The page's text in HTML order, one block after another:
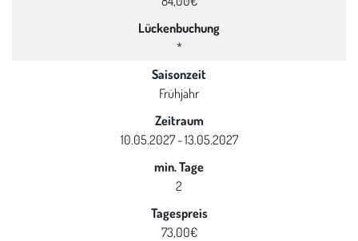
Lückenbuchung
*
Saisonzeit
Frühjahr
Zeitraum
10.05.2027 - 13.05.2027
min. Tage
2
Tagespreis
73,00€